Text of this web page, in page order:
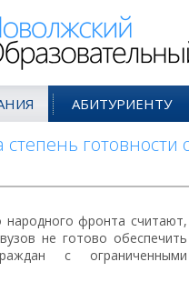
АБИТУРИЕНТУ
готовности
народного фронта считают,
не готово обеспечить
с ограниченными